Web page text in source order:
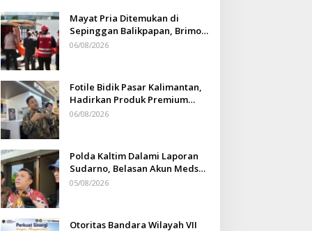
Mayat Pria Ditemukan di
Sepinggan Balikpapan, Brimob
Lakukan Pengamanan TKP
06/08/2026
Fotile Bidik Pasar Kalimantan,
Hadirkan Produk Premium
Yang Makin Terjangkau
06/08/2026
Polda Kaltim Dalami Laporan
Sudarno, Belasan Akun Medsos
Masih Tahap Penyelidikan
05/08/2026
Otoritas Bandara Wilayah VII